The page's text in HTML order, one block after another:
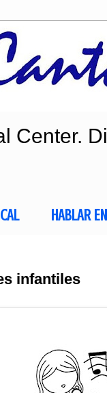
Center.
HABLAR
infantiles